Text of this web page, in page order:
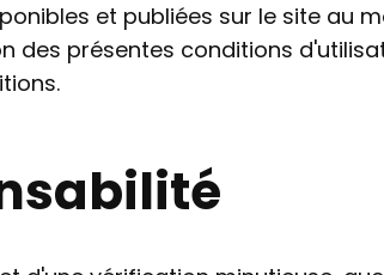
et publiées sur le site au
des présentes conditions